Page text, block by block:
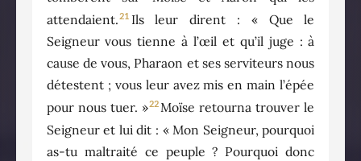
attendaient.21 Ils leur dirent : « Que le
Seigneur vous tienne à l’œil et qu’il juge : à
cause de vous, Pharaon et ses serviteurs nous
détestent ; vous leur avez mis en main l’épée
pour nous tuer. »22Moïse retourna trouver le
Seigneur et lui dit : « Mon Seigneur, pourquoi
as-tu maltraité ce peuple ? Pourquoi donc